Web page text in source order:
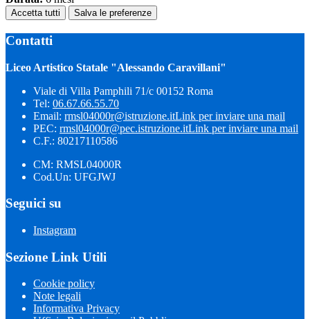
Accetta tutti Salva le preferenze
Contatti
Liceo Artistico Statale "Alessando Caravillani"
Viale di Villa Pamphili 71/c 00152 Roma
Tel: 06.67.66.55.70
Email: rmsl04000r@istruzione.itLink per inviare una mail
PEC: rmsl04000r@pec.istruzione.itLink per inviare una mail
C.F.: 80217110586
CM: RMSL04000R
Cod.Un: UFGJWJ
Seguici su
Instagram
Sezione Link Utili
Cookie policy
Note legali
Informativa Privacy